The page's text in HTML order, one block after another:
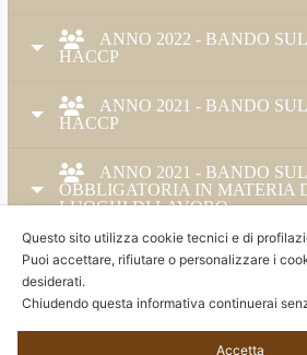
ANNO 2022 - BANDO
HACCP
ANNO 2021 - BANDO
HACCP
ANNO 2021 - BANDO
OBBLIGATORIA IN MATERIA
LUOGHI DI LAVORO
ANNO 2019 - BANDO
OBBLIGATORIA IN MATERIA
LUOGHI DI LAVORO
Questo sito utilizza cookie tecnici e di
Puoi accettare, rifiutare o personalizzare i
desiderati.
Chiudendo questa informativa continuerai
Accetta